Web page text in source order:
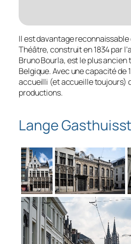
Il est davantage reconnaissable
Théâtre, construit en 1834 par
Bruno Bourla, est le plus ancien
Belgique. Avec une capacité de
accueilli (et accueille toujours)
productions.
Lange